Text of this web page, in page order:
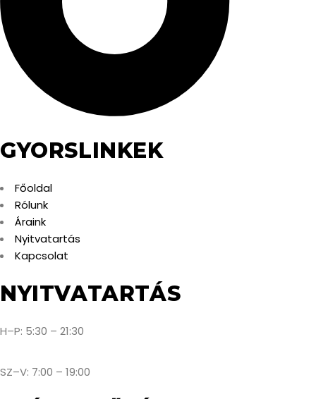
GYORSLINKEK
Főoldal
Rólunk
Áraink
Nyitvatartás
Kapcsolat
NYITVATARTÁS
H–P: 5:30 – 21:30
SZ–V: 7:00 – 19:00